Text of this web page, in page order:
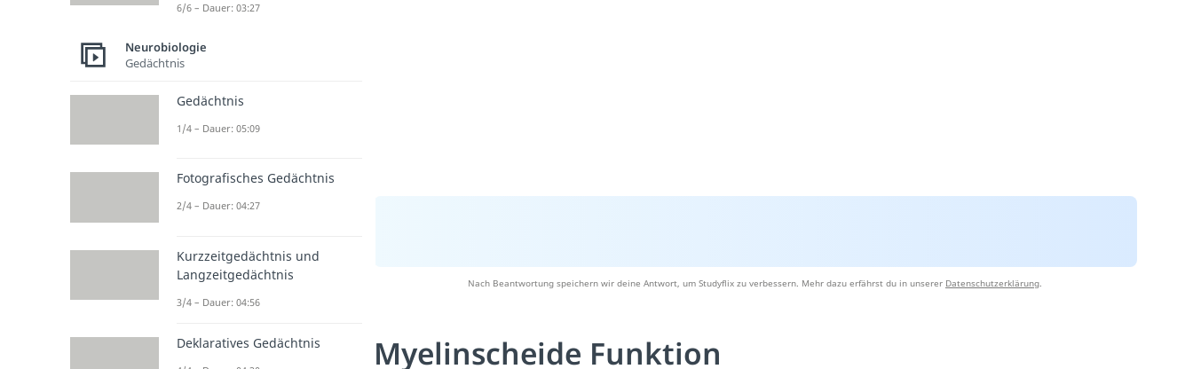
Nach Beantwortung speichern wir deine Antwort, um Studyflix zu verbessern. Mehr dazu erfährst du in unserer Datenschutzerklärung
Myelinscheide Funktion
6/6 – Dauer: 03:27
Neurobiologie
Gedächtnis
Gedächtnis
1/4 – Dauer: 05:09
Fotografisches Gedächtnis
2/4 – Dauer: 04:27
Kurzzeitgedächtnis und
Langzeitgedächtnis
3/4 – Dauer: 04:56
Deklaratives Gedächtnis